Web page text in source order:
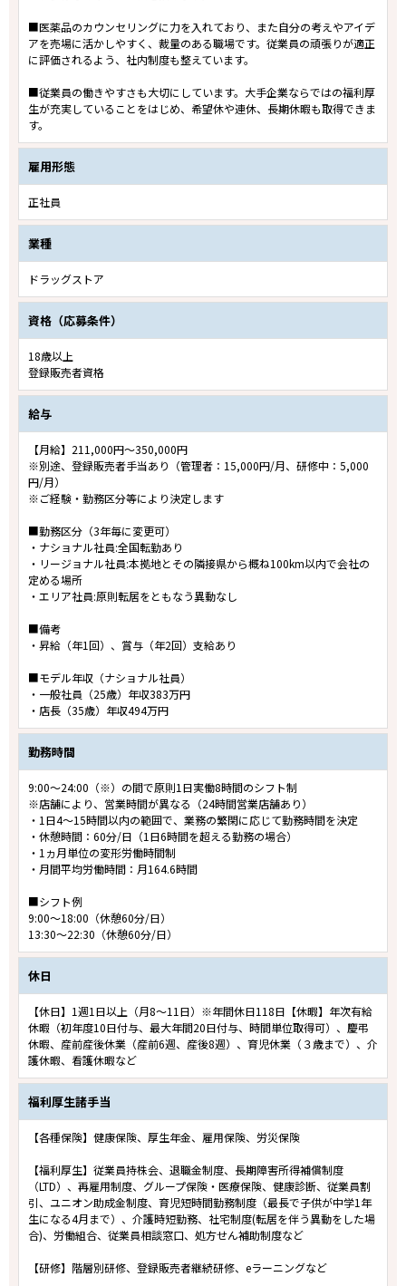
■医薬品のカウンセリングに力を入れており、また自分の考えやアイデ
アを売場に活かしやすく、裁量のある職場です。従業員の頑張りが適正
に評価されるよう、社内制度も整えています。
■従業員の働きやすさも大切にしています。大手企業ならではの福利厚
生が充実していることをはじめ、希望休や連休、長期休暇も取得できま
す。
雇用形態
正社員
業種
ドラッグストア
資格（応募条件）
18歳以上
登録販売者資格
給与
【月給】211,000円～350,000円
※別途、登録販売者手当あり（管理者：15,000円/月、研修中：5,000
円/月）
※ご経験・勤務区分等により決定します
■勤務区分（3年毎に変更可）
・ナショナル社員:全国転勤あり
・リージョナル社員:本拠地とその隣接県から概ね100km以内で会社の
定める場所
・エリア社員:原則転居をともなう異動なし
■備考
・昇給（年1回）、賞与（年2回）支給あり
■モデル年収（ナショナル社員）
・一般社員（25歳）年収383万円
・店長（35歳）年収494万円
勤務時間
9:00～24:00（※）の間で原則1日実働8時間のシフト制
※店舗により、営業時間が異なる（24時間営業店舗あり）
・1日4～15時間以内の範囲で、業務の繁閑に応じて勤務時間を決定
・休憩時間：60分/日（1日6時間を超える勤務の場合）
・1ヵ月単位の変形労働時間制
・月間平均労働時間：月164.6時間
■シフト例
9:00～18:00（休憩60分/日）
13:30～22:30（休憩60分/日）
休日
【休日】1週1日以上（月8～11日）※年間休日118日【休暇】年次有給
休暇（初年度10日付与、最大年間20日付与、時間単位取得可）、慶弔
休暇、産前産後休業（産前6週、産後8週）、育児休業（３歳まで）、介
護休暇、看護休暇など
福利厚生諸手当
【各種保険】健康保険、厚生年金、雇用保険、労災保険
【福利厚生】従業員持株会、退職金制度、長期障害所得補償制度
（LTD）、再雇用制度、グループ保険・医療保険、健康診断、従業員割
引、ユニオン助成金制度、育児短時間勤務制度（最長で子供が中学1年
生になる4月まで）、介護時短勤務、社宅制度(転居を伴う異動をした場
合)、労働組合、従業員相談窓口、処方せん補助制度など
【研修】階層別研修、登録販売者継続研修、eラーニングなど